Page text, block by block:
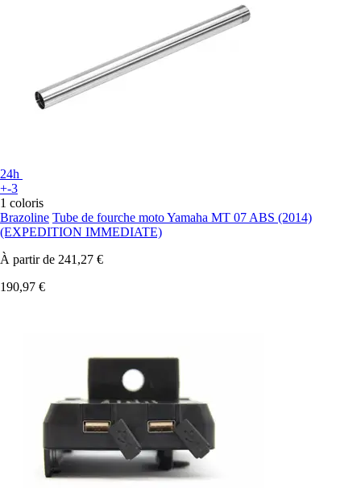
24h
+-3
1 coloris
Brazoline Tube de fourche moto Yamaha MT 07 ABS (2014)
(EXPEDITION IMMEDIATE)
À partir de 241,27 €
190,97 €